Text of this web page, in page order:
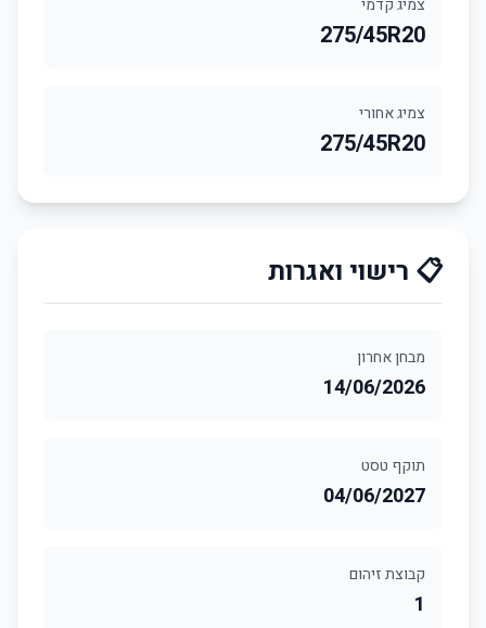
צמיג קדמי
275/45R20
צמיג אחורי
275/45R20
📋 רישוי ואגרות
מבחן אחרון
14/06/2026
תוקף טסט
04/06/2027
קבוצת זיהום
1